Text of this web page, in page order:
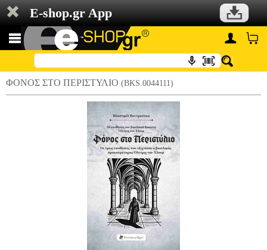
E-shop.gr App
ΦΟΝΟΣ ΣΤΟ ΠΕΡΙΣΤΥΛΙΟ (BKS.0044111)